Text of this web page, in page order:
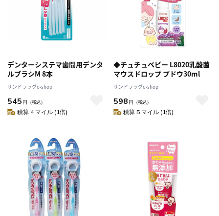
デンターシステマ歯間用デンタ
ルブラシM 8本
サンドラッグe-shop
545 円 （税込）
積算 4 マイル (1倍)
◆チュチュベビー L8020乳酸菌
マウスドロップ ブドウ30ml
サンドラッグe-shop
598 円 （税込）
積算 5 マイル (1倍)